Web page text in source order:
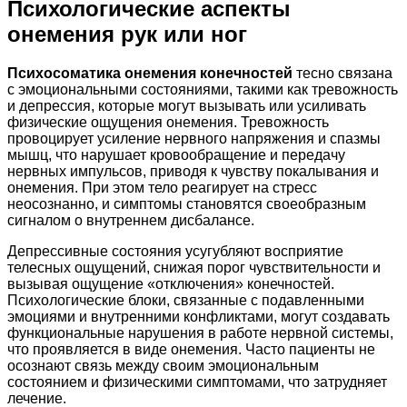
Психологические аспекты
онемения рук или ног
Психосоматика онемения конечностей тесно связана
с эмоциональными состояниями, такими как тревожность
и депрессия, которые могут вызывать или усиливать
физические ощущения онемения. Тревожность
провоцирует усиление нервного напряжения и спазмы
мышц, что нарушает кровообращение и передачу
нервных импульсов, приводя к чувству покалывания и
онемения. При этом тело реагирует на стресс
неосознанно, и симптомы становятся своеобразным
сигналом о внутреннем дисбалансе.
Депрессивные состояния усугубляют восприятие
телесных ощущений, снижая порог чувствительности и
вызывая ощущение «отключения» конечностей.
Психологические блоки, связанные с подавленными
эмоциями и внутренними конфликтами, могут создавать
функциональные нарушения в работе нервной системы,
что проявляется в виде онемения. Часто пациенты не
осознают связь между своим эмоциональным
состоянием и физическими симптомами, что затрудняет
лечение.